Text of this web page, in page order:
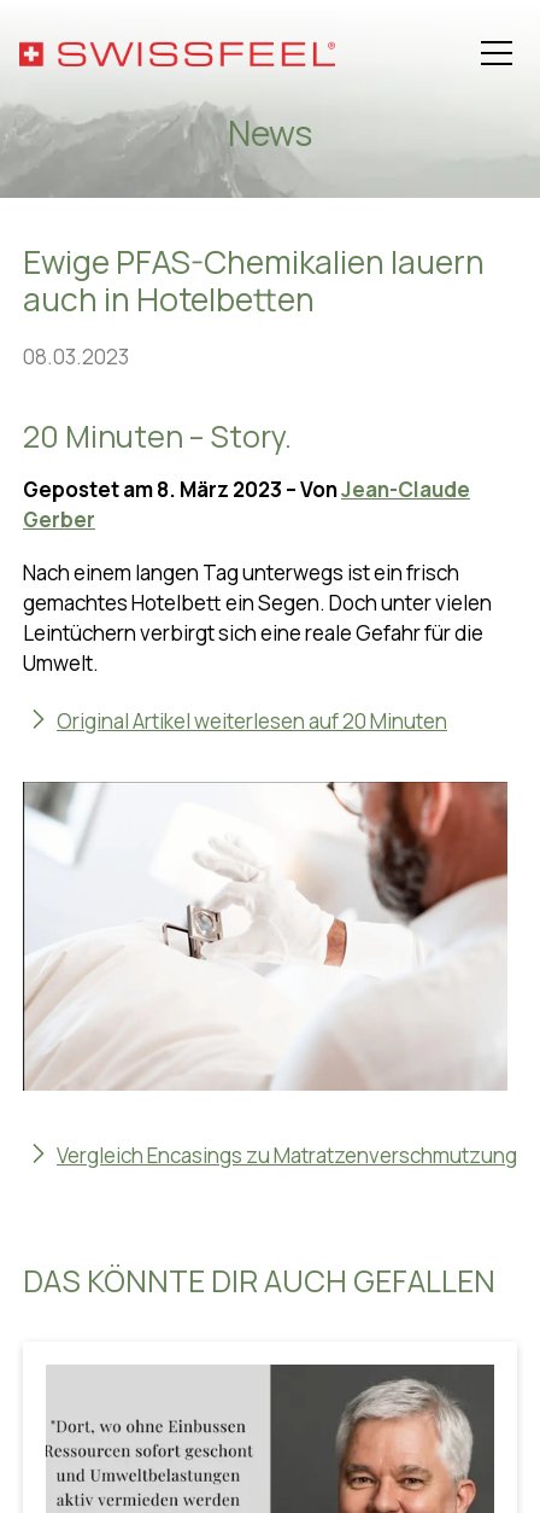
Philosophie
Sortiment
Hospitality-Lösungen
Gesundheit
Über SWISSFEEL
News
Ewige PFAS-Chemikalien lauern
auch in Hotelbetten
08.03.2023
20 Minuten – Story.
Gepostet am 8. März 2023 – VonJean-Claude
Gerber
Nach einem langen Tag unterwegs ist ein frisch
gemachtes Hotelbett ein Segen. Doch unter vielen
Leintüchern verbirgt sich eine reale Gefahr für die
Umwelt.
Original Artikel weiterlesen auf 20 Minuten
Vergleich Encasings zu Matratzenverschmutzung
DAS KÖNNTE DIR AUCH GEFALLEN